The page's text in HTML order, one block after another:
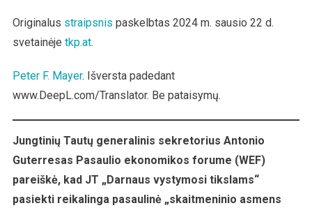
JT
Asmens
Tapatybės
Dokumento,
Kad
Pasiekti
Originalus straipsnis paskelbtas 2024 m. sausio 22 d.
svetainėje tkp.at.
Peter F. Mayer. Išversta padedant
www.DeepL.com/Translator. Be pataisymų.
Jungtinių Tautų generalinis sekretorius Antonio
Guterresas Pasaulio ekonomikos forume (WEF)
pareiškė, kad JT „Darnaus vystymosi tikslams“
pasiekti reikalinga pasaulinė „skaitmeninio asmens